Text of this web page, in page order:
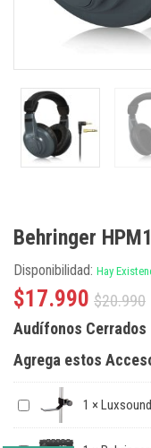
Behringer
Disponibilidad: Hay
$20.990
$17.990
Audífonos Cerrados
Agrega estos
1 ×